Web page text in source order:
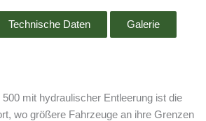
Technische Daten Galerie
mit hydraulischer Entleerung ist die
wo größere Fahrzeuge an ihre Grenzen